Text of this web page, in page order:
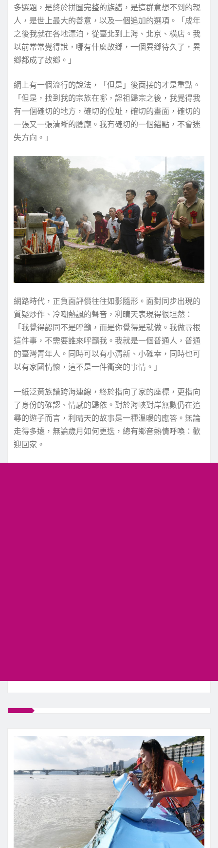
多選題，是終於拼圖完整的族譜，是這群意想不到的親
人，是世上最大的善意，以及一個追加的選項。「成年
之後我就在各地漂泊，從臺北到上海、北京、橫店。我
以前常常覺得說，哪有什麼故鄉，一個異鄉待久了，異
鄉都成了故鄉。」
網上有一個流行的說法，「但是」後面接的才是重點。
「但是，找到我的宗族在哪，認祖歸宗之後，我覺得我
有一個確切的地方，確切的位址，確切的畫面，確切的
一張又一張清晰的臉龐。我有確切的一個錨點，不會迷
失方向。」
網路時代，正負面評價往往如影隨形。面對同步出現的
質疑炒作、冷嘲熱諷的聲音，利晴天表現得很坦然：
「我覺得認同不是呼籲，而是你覺得是就做。我做尋根
這件事，不需要誰來呼籲我。我就是一個普通人，普通
的臺灣青年人。同時可以有小清新、小確幸，同時也可
以有家國情懷，這不是一件衝突的事情。」
一紙泛黃族譜跨海連線，終於指向了家的座標，更指向
了身份的確認、情感的歸依。對於海峽對岸無數仍在追
尋的遊子而言，利晴天的故事是一種溫暖的應答。無論
走得多遠，無論歲月如何更迭，總有鄉音熱情呼喚：歡
迎回家。